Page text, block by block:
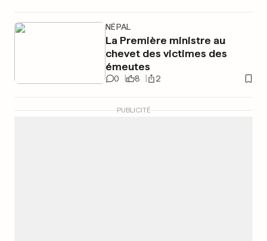
NÉPAL
La Première ministre au
chevet des victimes des
émeutes
0 8 2
PUBLICITÉ